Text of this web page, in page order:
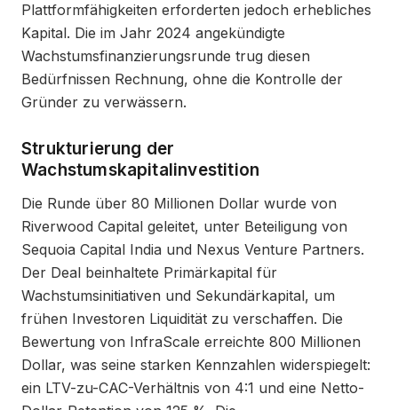
Plattformfähigkeiten erforderten jedoch erhebliches
Kapital. Die im Jahr 2024 angekündigte
Wachstumsfinanzierungsrunde trug diesen
Bedürfnissen Rechnung, ohne die Kontrolle der
Gründer zu verwässern.
Strukturierung der
Wachstumskapitalinvestition
Die Runde über 80 Millionen Dollar wurde von
Riverwood Capital geleitet, unter Beteiligung von
Sequoia Capital India und Nexus Venture Partners.
Der Deal beinhaltete Primärkapital für
Wachstumsinitiativen und Sekundärkapital, um
frühen Investoren Liquidität zu verschaffen. Die
Bewertung von InfraScale erreichte 800 Millionen
Dollar, was seine starken Kennzahlen widerspiegelt:
ein LTV-zu-CAC-Verhältnis von 4:1 und eine Netto-